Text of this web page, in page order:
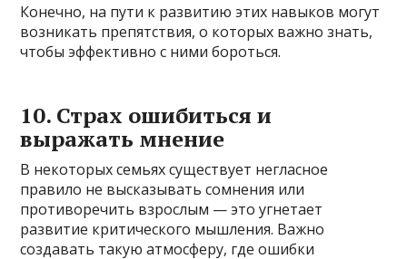
Конечно, на пути к развитию этих навыков могут
возникать препятствия, о которых важно знать,
чтобы эффективно с ними бороться.
10. Страх ошибиться и
выражать мнение
В некоторых семьях существует негласное
правило не высказывать сомнения или
противоречить взрослым — это угнетает
развитие критического мышления. Важно
создавать такую атмосферу, где ошибки